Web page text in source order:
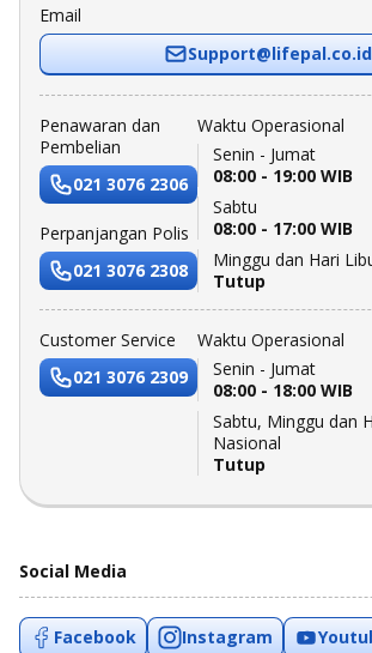
Email
Support@lifepal.co.id
Penawaran dan
Pembelian
021 3076 2306
Perpanjangan Polis
021 3076 2308
Waktu Operasional
Senin - Jumat
08:00 - 19:00 WIB
Sabtu
08:00 - 17:00 WIB
Minggu dan Hari
Tutup
Customer Service
021 3076 2309
Waktu Operasional
Senin - Jumat
08:00 - 18:00 WIB
Sabtu, Minggu dan
Nasional
Tutup
Social Media
Facebook Instagram